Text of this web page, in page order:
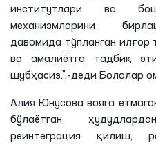
институтлари ва
механизмларини
давомида тўпланган
ва амалиётга тадбиқ
шубҳасиз.”,-деди Болалар
Алия Юнусова вояга
бўлаётган
реинтеграция қилиш,